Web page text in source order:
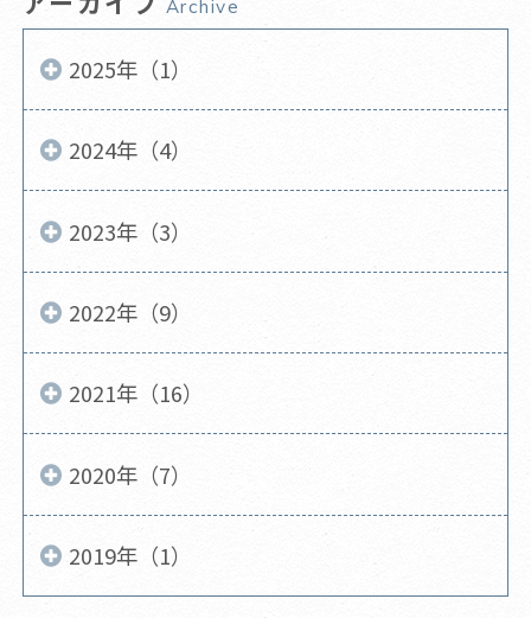
Archive
2025年（1）
2024年（4）
2023年（3）
2022年（9）
2021年（16）
2020年（7）
2019年（1）